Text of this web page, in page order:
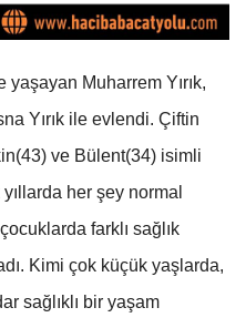
Muharrem Yırık,
Yırık ile evlendi. Çiftin
ve Bülent(34) isimli
her şey normal
farklı sağlık
Kimi çok küçük yaşlarda,
sağlıklı bir yaşam